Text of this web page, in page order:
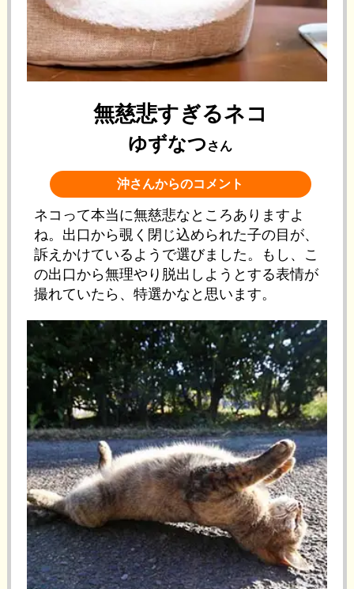
無慈悲すぎるネコ
ゆずなつ さん
沖さんからのコメント
ネコって本当に無慈悲なところありますよ
ね。出口から覗く閉じ込められた子の目が、
訴えかけているようで選びました。もし、こ
の出口から無理やり脱出しようとする表情が
撮れていたら、特選かなと思います。